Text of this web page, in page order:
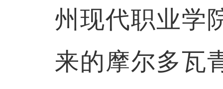
州现代职业学
来的摩尔多瓦